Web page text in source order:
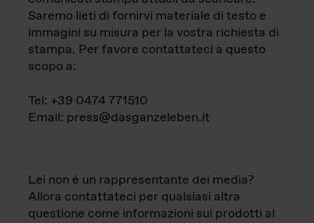
Saremo lieti di fornirvi materiale di testo e
immagini su misura per la vostra richiesta di
stampa. Per favore contattateci a questo
scopo a:
Tel: +39 0474 771510
Email: press@dasganzeleben.it
Lei non è un rappresentante dei media?
Allora contattateci per qualsiasi altra
questione come informazioni sui prodotti al